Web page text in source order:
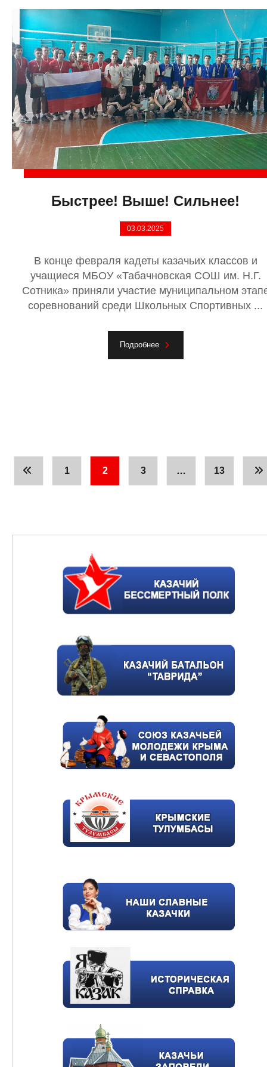
Быстрее! Выше! Сильнее!
03.03.2025
В конце февраля кадеты казачьих классов и
учащиеся МБОУ «Табачновская СОШ им. Н.Г.
Сотника» приняли участие муниципальном
соревнований среди Школьных Спортивных ...
Подробнее
1 2 3 … 13